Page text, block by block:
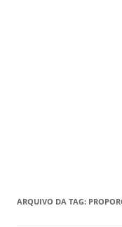
ARQUIVO DA TAG: